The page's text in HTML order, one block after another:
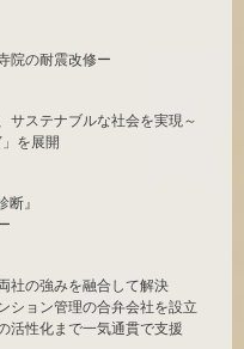
院の耐震改修ー
サステナブルな社会を実現～
を展開
』
社の強みを融合して解決
ション管理の合弁会社を設立
活性化まで一気通貫で支援